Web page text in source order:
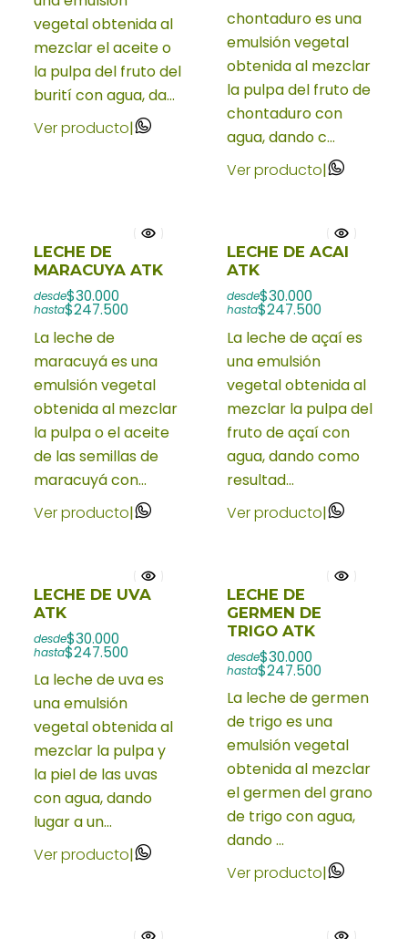
vegetal obtenida al
mezclar el aceite o
la pulpa del fruto del
burití con agua, da...
Ver producto|
chontaduro es una
emulsión vegetal
obtenida al mezclar
la pulpa del fruto de
chontaduro con
agua, dando c...
Ver producto|
LECHE DE
MARACUYA ATK
desde$30.000
hasta$247.500
La leche de
maracuyá es una
emulsión vegetal
obtenida al mezclar
la pulpa o el aceite
de las semillas de
maracuyá con...
Ver producto|
LECHE DE ACAI
ATK
desde$30.000
hasta$247.500
La leche de açaí es
una emulsión
vegetal obtenida al
mezclar la pulpa del
fruto de açaí con
agua, dando como
resultad...
Ver producto|
LECHE DE UVA
ATK
desde$30.000
hasta$247.500
La leche de uva es
una emulsión
vegetal obtenida al
mezclar la pulpa y
la piel de las uvas
con agua, dando
lugar a un...
Ver producto|
LECHE DE
GERMEN DE
TRIGO ATK
desde$30.000
hasta$247.500
La leche de germen
de trigo es una
emulsión vegetal
obtenida al mezclar
el germen del grano
de trigo con agua,
dando ...
Ver producto|